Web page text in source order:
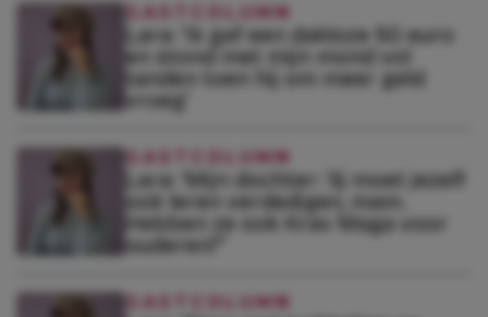
GASTCOLUMN
Lara: ‘Ik gaf een dakloze 50 euro
en stond met mijn mond vol
tanden toen hij om meer geld
vroeg’
GASTCOLUMN
Lara: ‘Mijn dochter: ‘Jij moet jezelf
ook leren verdedigen, mam.
Hebben ze ook Krav Maga voor
ouderen?”
GASTCOLUMN